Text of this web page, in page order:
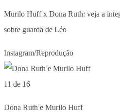
Murilo Huff x Dona Ruth: veja a
sobre guarda de Léo
Instagram/Reprodução
11 de 16
Dona Ruth e Murilo Huff